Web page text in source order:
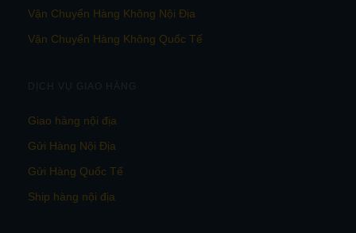
Vận Chuyển Hàng Không Nội Địa
Vận Chuyển Hàng Không Quốc Tế
DỊCH VỤ GIAO HÀNG
Giao hàng nội địa
Gửi Hàng Nội Địa
Gửi Hàng Quốc Tế
Ship hàng nội địa